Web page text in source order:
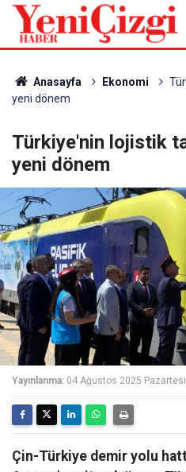
Anasayfa Ekonomi
yeni dönem
Türkiye'nin lojistik
yeni dönem
Yayınlanma: 04 Ağustos 2025
Çin-Türkiye demir yolu